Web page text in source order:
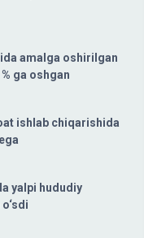
amalga oshirilgan
ga oshgan
ishlab chiqarishida
yalpi hududiy